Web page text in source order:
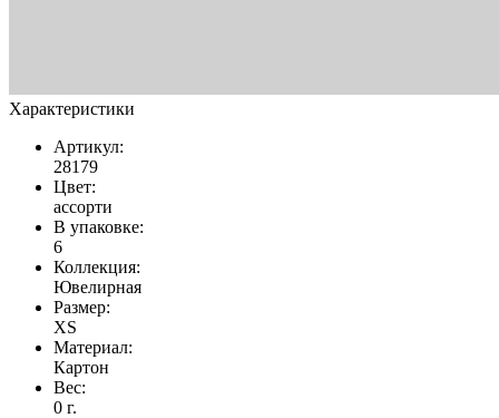
Характеристики
Артикул:
28179
Цвет:
ассорти
В упаковке:
6
Коллекция:
Ювелирная
Размер:
XS
Материал:
Картон
Вес:
0 г.